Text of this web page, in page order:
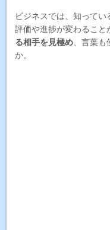
ビジネスでは、知ってい
評価や進捗が変わること
る相手を見極め 、言葉
か。